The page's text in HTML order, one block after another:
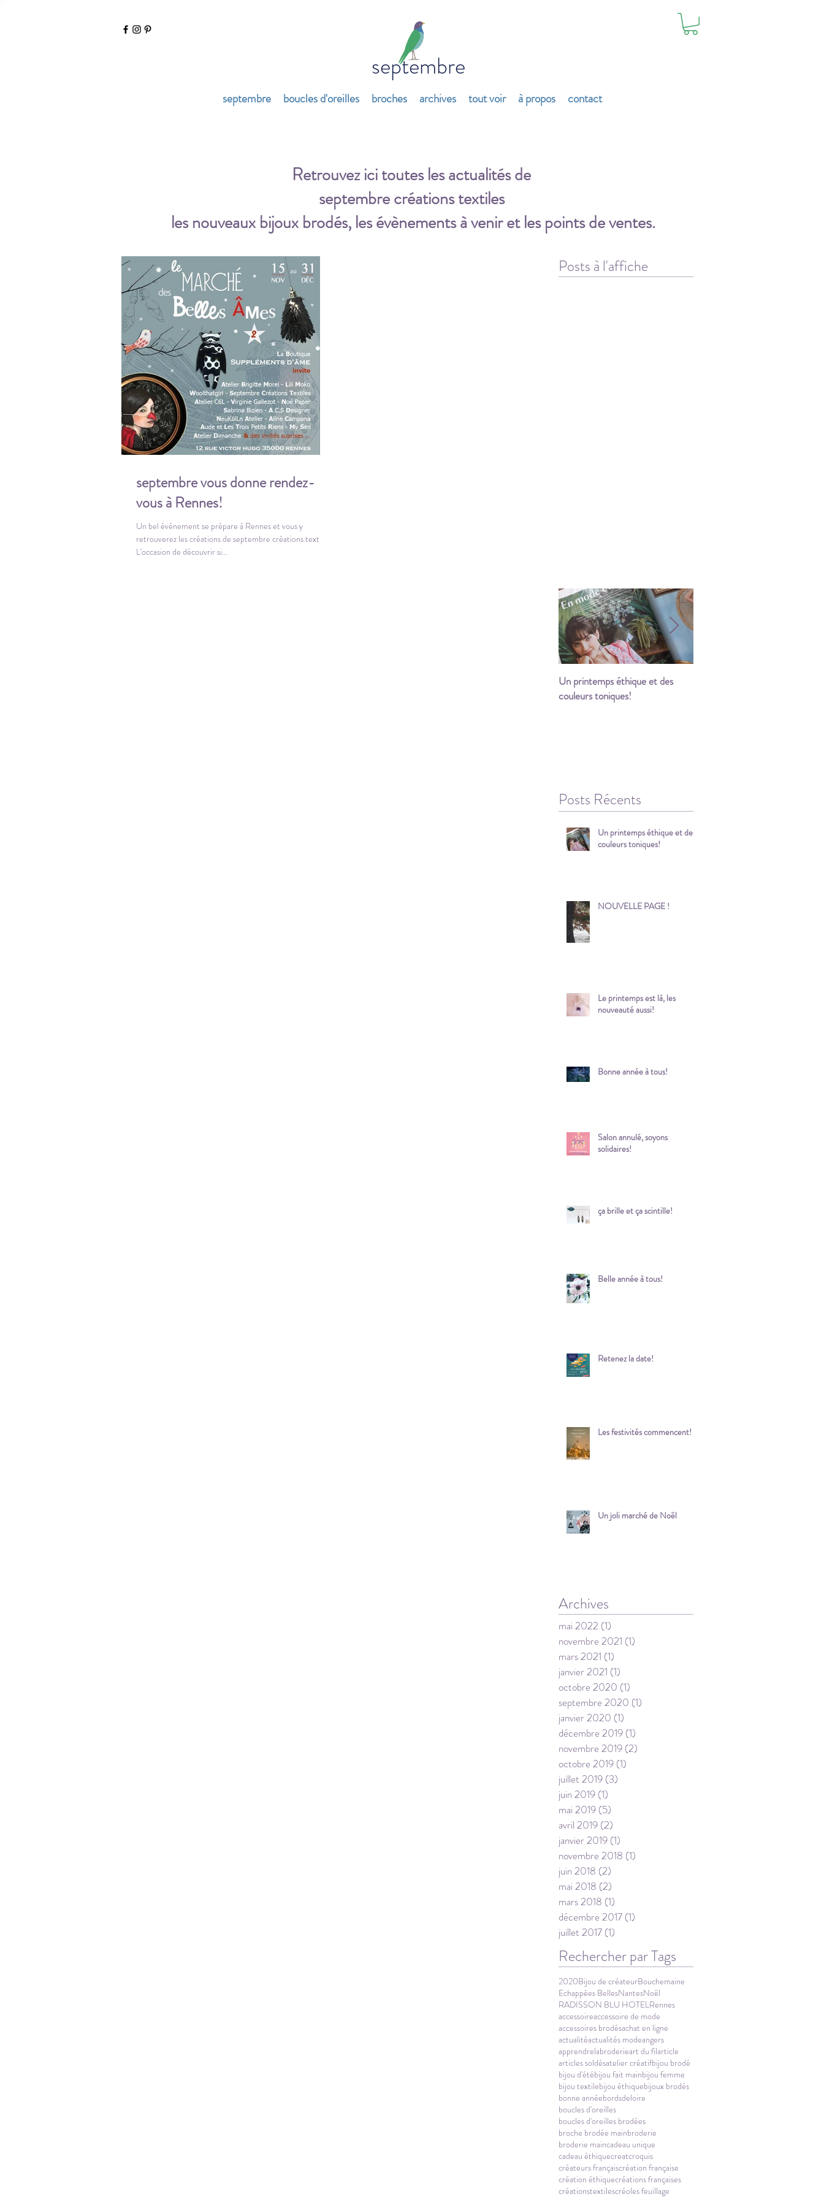
septembre
septembre boucles d'oreilles broches archives tout voir à propos contact
Retrouvez ici toutes les actualités de
septembre créations textiles
les nouveaux bijoux brodés, les évènements à venir et les points de ventes.
septembre vous donne rendez-
vous à Rennes!
Un bel évènement se prépare à Rennes et vous y
retrouverez les créations de septembre créations textiles !
L'occasion de découvrir si...
Posts à l'affiche
Un printemps éthique et des
couleurs toniques!
Posts Récents
Un printemps éthique et des
couleurs toniques!
NOUVELLE PAGE !
Le printemps est là, les
nouveauté aussi!
Bonne année à tous!
Salon annulé, soyons
solidaires!
ça brille et ça scintille!
Belle année à tous!
Retenez la date!
Les festivités commencent!
Un joli marché de Noël
Archives
mai 2022 (1)
novembre 2021 (1)
mars 2021 (1)
janvier 2021 (1)
octobre 2020 (1)
septembre 2020 (1)
janvier 2020 (1)
décembre 2019 (1)
novembre 2019 (2)
octobre 2019 (1)
juillet 2019 (3)
juin 2019 (1)
mai 2019 (5)
avril 2019 (2)
janvier 2019 (1)
novembre 2018 (1)
juin 2018 (2)
mai 2018 (2)
mars 2018 (1)
décembre 2017 (1)
juillet 2017 (1)
Rechercher par Tags
2020Bijou de créateurBouchemaine
Echappées BellesNantesNoël
RADISSON BLU HOTELRennes
accessoireaccessoire de mode
accessoires brodésachat en ligne
actualitéactualités modeangers
apprendrelabroderieart du filarticle
articles soldésatelier créatifbijou brodé
bijou d'étébijou fait mainbijou femme
bijou textilebijou éthiquebijoux brodés
bonne annéebordsdeloire
boucles d'oreilles
boucles d'oreilles brodées
broche brodée mainbroderie
broderie maincadeau unique
cadeau éthiquecreatcroquis
créateurs françaiscréation française
création éthiquecréations françaises
créationstextilescréoles feuillage